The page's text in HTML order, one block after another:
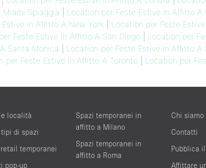
Spiaggia
Location per Feste Estive In Affitto A
In Affitto A New York Location per Feste
Feste Estive In Affitto A San Diego| Location per
Santa Monica
Location per Feste Estive In Affitto A
per Feste Estive In Affitto A Toronto| Location per
località
di spazi
temporanei
pop-up
Spazi temporanei in
affitto a Milano
Spazi temporanei in
affitto a Roma
Chi siamo
Contatti
Pubblica
Affittare